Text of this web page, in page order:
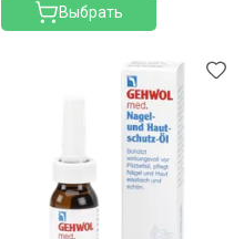
Выбрать